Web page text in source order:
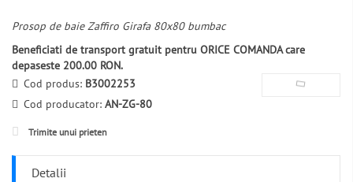
Prosop de baie Zaffiro Girafa 80x80 bumbac
Beneficiati de transport gratuit pentru ORICE COMANDA care
depaseste 200.00 RON.
Cod produs: B3002253
Cod producator: AN-ZG-80
Trimite unui prieten
Detalii